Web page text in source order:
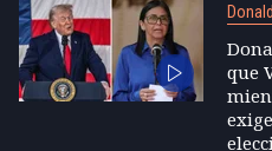
que